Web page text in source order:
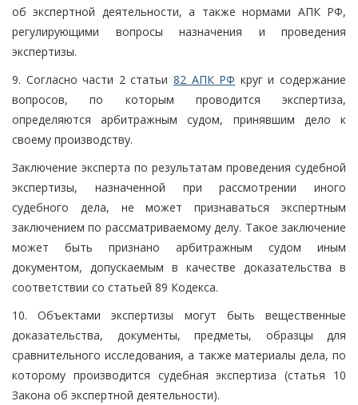
об экспертной деятельности, а также нормами АПК РФ,
регулирующими вопросы назначения и проведения
экспертизы.
9. Согласно части 2 статьи 82 АПК РФ круг и содержание
вопросов, по которым проводится экспертиза,
определяются арбитражным судом, принявшим дело к
своему производству.
Заключение эксперта по результатам проведения судебной
экспертизы, назначенной при рассмотрении иного
судебного дела, не может признаваться экспертным
заключением по рассматриваемому делу. Такое заключение
может быть признано арбитражным судом иным
документом, допускаемым в качестве доказательства в
соответствии со статьей 89 Кодекса.
10. Объектами экспертизы могут быть вещественные
доказательства, документы, предметы, образцы для
сравнительного исследования, а также материалы дела, по
которому производится судебная экспертиза (статья 10
Закона об экспертной деятельности).